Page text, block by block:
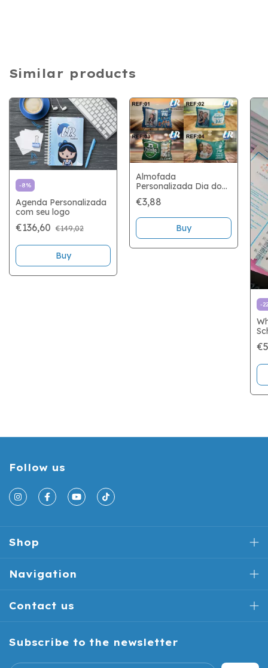
Similar products
-8%
Agenda Personalizada
com seu logo
€136,60 €149,02
Almofada
Personalizada Dia dos
Pais
€3,88
Buy
-22
Follow us
Shop
Navigation
Contact us
Subscribe to the newsletter